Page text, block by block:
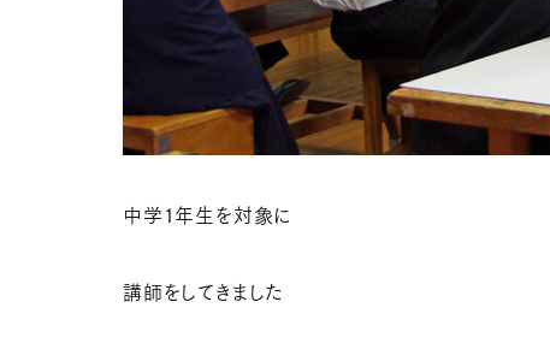
中学１年生を対象に
講師をしてきました